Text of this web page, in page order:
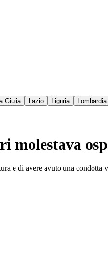
Giulia Lazio Liguria Lombardia
molestava
e di avere avuto una condotta